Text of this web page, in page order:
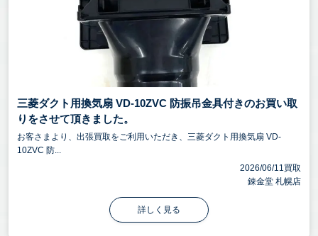
三菱ダクト用換気扇 VD-10ZVC 防振吊金具付きのお買い取
りをさせて頂きました。
お客さまより、出張買取をご利用いただき、三菱ダクト用換気扇 VD-
10ZVC 防...
2026/06/11買取
錬金堂 札幌店
詳しく見る